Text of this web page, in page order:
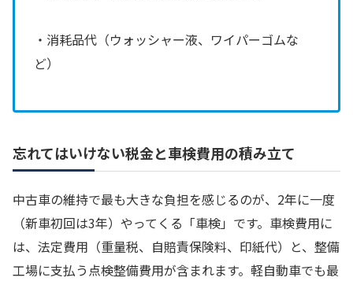
・消耗品代（ウォッシャー液、ワイパーゴムな
ど）
忘れてはいけない税金と車検費用の積み立て
中古車の維持で最も大きな負担を感じるのが、2年に一度
（新車初回は3年）やってくる「車検」です。車検費用に
は、法定費用（重量税、自賠責保険料、印紙代）と、整備
工場に支払う点検整備費用が含まれます。軽自動車でも最